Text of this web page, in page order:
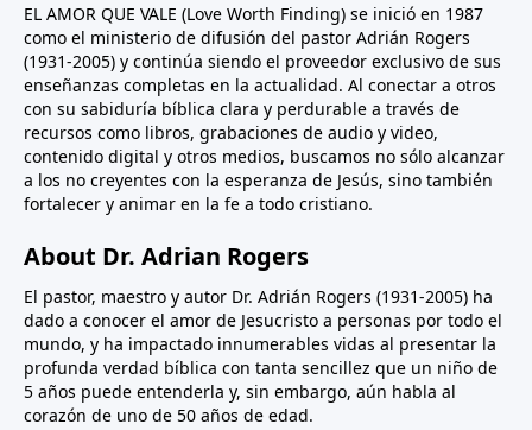
EL AMOR QUE VALE (Love Worth Finding) se inició en 1987
como el ministerio de difusión del pastor Adrián Rogers
(1931-2005) y continúa siendo el proveedor exclusivo de sus
enseñanzas completas en la actualidad. Al conectar a otros
con su sabiduría bíblica clara y perdurable a través de
recursos como libros, grabaciones de audio y video,
contenido digital y otros medios, buscamos no sólo alcanzar
a los no creyentes con la esperanza de Jesús, sino también
fortalecer y animar en la fe a todo cristiano.
About Dr. Adrian Rogers
El pastor, maestro y autor Dr. Adrián Rogers (1931-2005) ha
dado a conocer el amor de Jesucristo a personas por todo el
mundo, y ha impactado innumerables vidas al presentar la
profunda verdad bíblica con tanta sencillez que un niño de
5 años puede entenderla y, sin embargo, aún habla al
corazón de uno de 50 años de edad.